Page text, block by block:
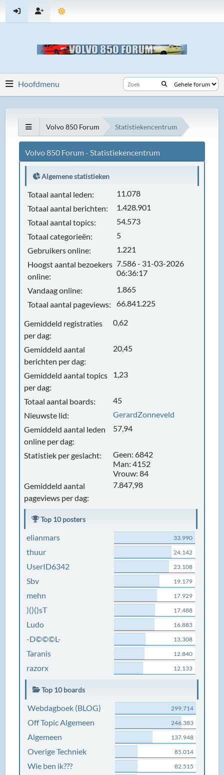
Hoofdmenu
Volvo 850 Forum Statistiekencentrum
Volvo 850 Forum - Statistiekencentrum
Algemene statistieken
Totaal aantal leden:
11.078
Totaal aantal berichten:
1.428.901
Totaal aantal topics:
54.573
Totaal categorieën:
5
Gebruikers online:
1.221
Hoogst aantal bezoekers
online:
7.586 - 31-03-2026
06:36:17
Vandaag online:
1.865
Totaal aantal pageviews:
66.841.225
Gemiddeld registraties
per dag:
0,62
Gemiddeld aantal
berichten per dag:
20,45
Gemiddeld aantal topics
per dag:
1,23
Totaal aantal boards:
45
Nieuwste lid:
GerardZonneveld
Gemiddeld aantal leden
online per dag:
57,94
Statistiek per geslacht:
Geen: 6842
Man: 4152
Vrouw: 84
Gemiddeld aantal
pageviews per dag:
7.847,98
Top 10 posters
elianmars 33.990
thuur 24.142
UserID6342 23.108
Sbv 19.179
mehn 17.929
)()()sT 17.488
Ludo 16.883
-D©©©L- 13.308
Taranis 12.840
razorx 12.133
Top 10 boards
Webdagboek (BLOG) 299.714
Off Topic Algemeen 246.383
Algemeen 137.948
Overige Techniek 85.014
Wie ben ik??? 82.515